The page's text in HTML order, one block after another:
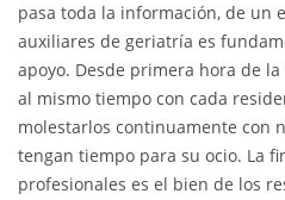
pasa toda la información, de un
auxiliares de geriatría es
apoyo. Desde primera hora de
al mismo tiempo con cada
molestarlos continuamente con
tengan tiempo para su ocio. La
profesionales es el bien de los